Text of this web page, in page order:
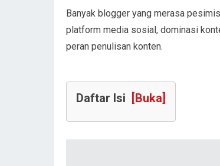
Banyak blogger yang merasa
platform media sosial, dominasi
peran penulisan konten.
Daftar Isi [Buka]